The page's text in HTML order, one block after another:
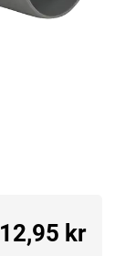
12,95 kr